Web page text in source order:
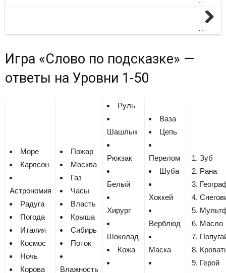
Next
Next
Игра «Слово по подсказке» —
ответы на Уровни 1-50
Море
Карлсон
Астрономия
Радуга
Погода
Италия
Космос
Ночь
Корова
Пожар
Москва
Газ
Часы
Власть
Крыша
Сибирь
Поток
Влажность
Руль
Шашлык
Рюкзак
Белый
Хирург
Шоколад
Кожа
Ваза
Цепь
Перелом
Шуба
Хоккей
Верблюд
Маска
Зуб
Рана
Масло
Герой